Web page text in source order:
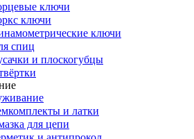
ключи
ключи
ключи
спиц
и плоскогубцы
и латки
для цепи